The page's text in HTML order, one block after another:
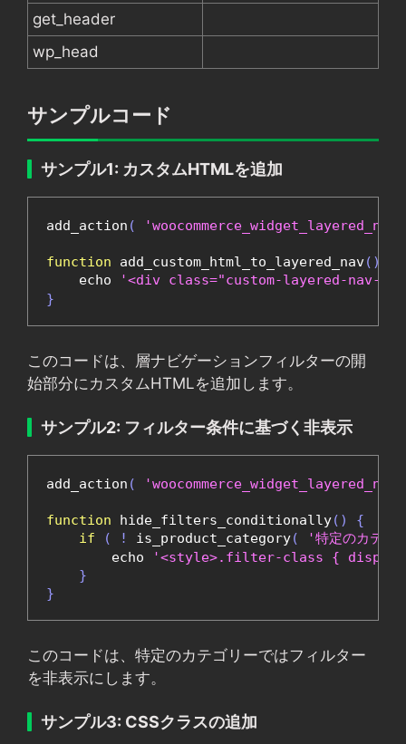
get_header
wp_head
サンプルコード
サンプル1: カスタムHTMLを追加
add_action (
function add_custom_html_to_layered_nav()
    echo
'<div class="custom-layered-nav-
}
このコードは、層ナビゲーションフィルターの開
始部分にカスタムHTMLを追加します。
サンプル2: フィルター条件に基づく非表示
add_action (
function hide_filters_conditionally()
{
if
( ! is_product_category(
'特定のカテゴ
        echo
'<style>.filter-class {
}
}
このコードは、特定のカテゴリーではフィルター
を非表示にします。
サンプル3: CSSクラスの追加